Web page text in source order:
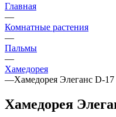
Главная
—
Комнатные растения
—
Пальмы
—
Хамедорея
—Хамедорея Элеганс D-
Хамедорея